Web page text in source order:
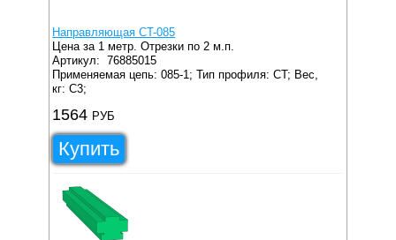
Направляющая CT-085
Цена за 1 метр. Отрезки по 2 м.п.
Артикул:76885015
Применяемая цепь: 085-1; Тип профиля: CT; Вес,
кг: C3;
1564 РУБ
Купить